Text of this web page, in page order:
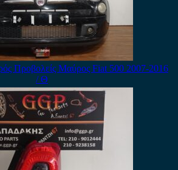
Προβολείς Μαύρος Fiat 500 2007-2016
/ Θ